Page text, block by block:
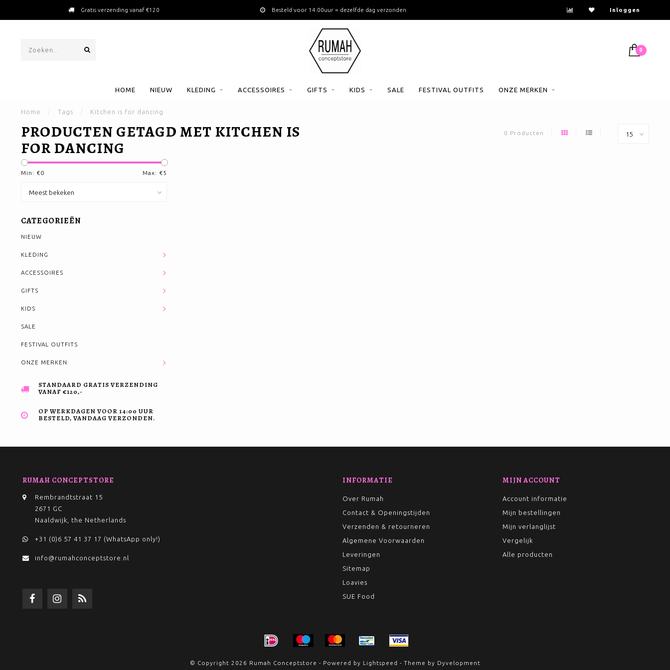
Gratis verzending vanaf €120 Besteld voor 14:00uur = dezelfde dag verzonden Inloggen
0
HOME NIEUW KLEDING ACCESSOIRES GIFTS KIDS SALE FESTIVAL OUTFITS ONZE MERKEN
Home / Tags / Kitchen is for dancing
PRODUCTEN GETAGD MET KITCHEN IS
FOR DANCING
0 Producten
Min: €0 Max: €5
CATEGORIEËN
NIEUW
KLEDING
ACCESSOIRES
GIFTS
KIDS
SALE
FESTIVAL OUTFITS
ONZE MERKEN
STANDAARD GRATIS VERZENDING
VANAF €120,-
OP WERKDAGEN VOOR 14:00 UUR
BESTELD, VANDAAG VERZONDEN.
RUMAH CONCEPTSTORE
Rembrandtstraat 15
2671 GC
Naaldwijk, the Netherlands
+31 (0)6 57 41 37 17 (WhatsApp only!)
info@rumahconceptstore.nl
INFORMATIE
Over Rumah
Contact & Openingstijden
Verzenden & retourneren
Algemene Voorwaarden
Leveringen
Sitemap
Loavies
SUE Food
MIJN ACCOUNT
Account informatie
Mijn bestellingen
Mijn verlanglijst
Vergelijk
Alle producten
© Copyright 2026 Rumah Conceptstore - Powered by Lightspeed - Theme by Dyvelopment